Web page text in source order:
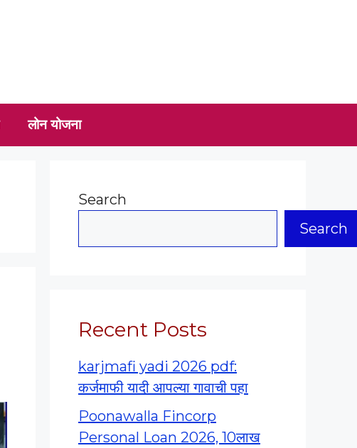
लोन योजना
Search
Search
Recent Posts
karjmafi yadi 2026 pdf:
कर्जमाफी यादी आपल्या गावाची पहा
Poonawalla Fincorp
Personal Loan 2026, 10लाख